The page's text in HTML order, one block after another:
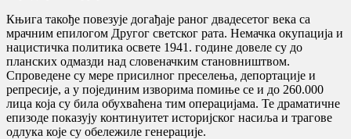
Књига такође повезује догађаје раног двадесетог века са
мрачним епилогом Другог светског рата. Немачка окупација и
нацистичка политика освете 1941. године довеле су до
планских одмазди над словеначким становништвом.
Спроведене су мере присилног преселења, депортације и
репресије, а у појединим изворима помиње се и до 260.000
лица која су била обухваћена тим операцијама. Те драматичне
епизоде показују континуитет историјског насиља и трагове
одлука које су обележиле генерације.